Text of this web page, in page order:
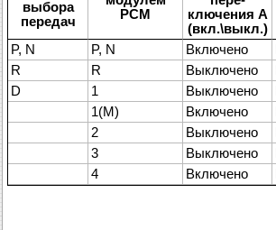
выбора
передач
PCM
ключения A
(вкл.\выкл.)
P, N
P, N Включено
R
R Выключено
D
1 Выключено
1(M)
Включено
2
Выключено
3
Выключено
4
Включено